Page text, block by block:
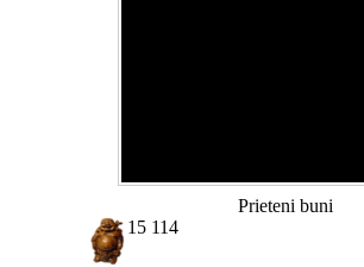
Prieteni buni
15 114